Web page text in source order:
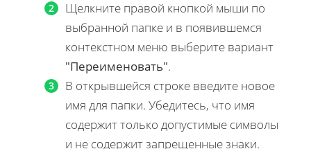
Щелкните правой кнопкой мыши по
выбранной папке и в появившемся
контекстном меню выберите вариант
"Переименовать".
В открывшейся строке введите новое
имя для папки. Убедитесь, что имя
содержит только допустимые символы
и не содержит запрещенные знаки.